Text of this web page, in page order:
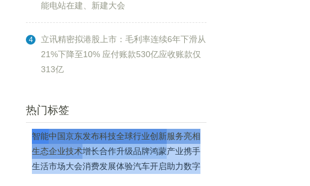
能电站在建、新建大会
4
立讯精密拟港股上市：毛利率连续6年下滑从
21%下降至10% 应付账款530亿应收账款仅
313亿
热门标签
智能中国京东发布科技全球行业创新服务亮相
生态企业技术增长合作升级品牌鸿蒙产业携手
生活市场大会消费发展体验汽车开启助力数字